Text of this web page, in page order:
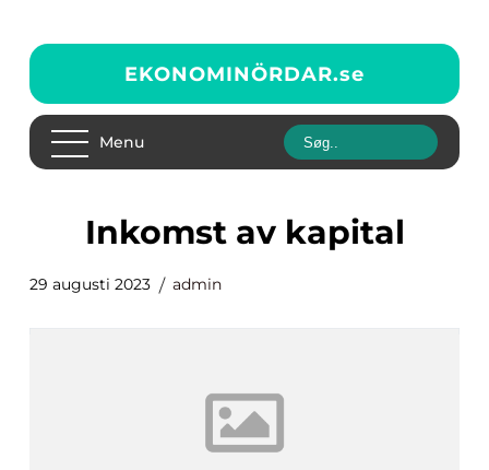
EKONOMINÖRDAR.se
Menu
inkomst av kapital
29 augusti 2023 admin